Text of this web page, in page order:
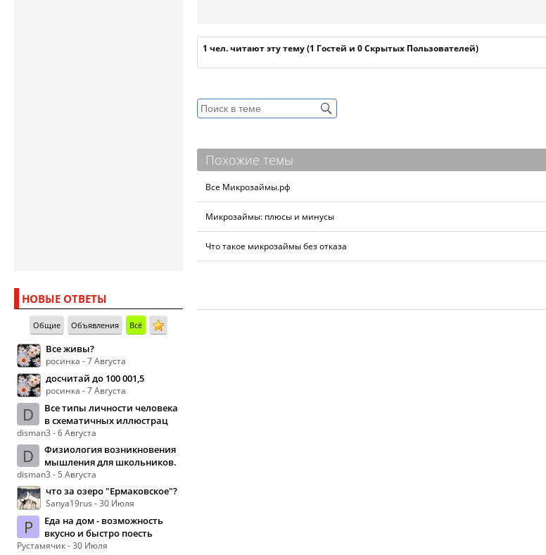
НОВЫЕ ОТВЕТЫ
Общие Объявления Всё
Все живы?
росинка - 7 Августа
досчитай до 100 001,5
росинка - 7 Августа
D
Все типы личности человека
в схематичных иллюстрац
disman3 - 6 Августа
D
Физиология возникновения
мышления для школьников.
disman3 - 5 Августа
что за озеро "Ермаковское"?
Sanya19rus - 30 Июля
Р
Еда на дом - возможность
вкусно и быстро поесть
Рустамячик - 30 Июля
1 чел. читают эту тему (1 Гостей и 0 Скрытых Пользователей)
Похожие темы
Все Микрозаймы.рф
Микрозаймы: плюсы и минусы
Что такое микрозаймы без отказа